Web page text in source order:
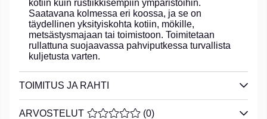
kotiin kuin rustiikkisempiin ympäristöihin.
Saatavana kolmessa eri koossa, ja se on
täydellinen yksityiskohta kotiin, mökille,
metsästysmajaan tai toimistoon. Toimitetaan
rullattuna suojaavassa pahviputkessa turvallista
kuljetusta varten.
TOIMITUS JA RAHTI
ARVOSTELUT KESKIARVOLUOKITUS 0 / 5
(0)